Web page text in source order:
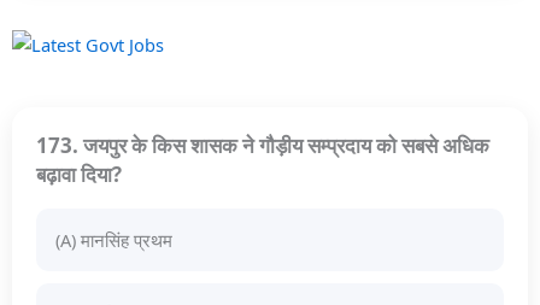
173. जयपुर के किस शासक ने गौड़ीय सम्प्रदाय को सबसे अधिक
बढ़ावा दिया?
(A) मानसिंह प्रथम